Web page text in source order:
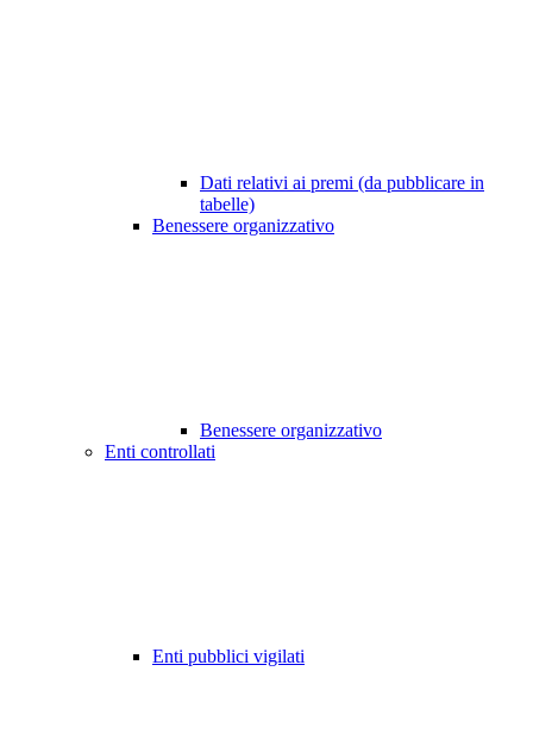
Dati relativi ai premi (da pubblicare in
tabelle)
Benessere organizzativo
Benessere organizzativo
Enti controllati
Enti pubblici vigilati